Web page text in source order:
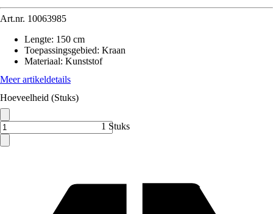
Art.nr. 10063985
Lengte: 150 cm
Toepassingsgebied: Kraan
Materiaal: Kunststof
Meer artikeldetails
Hoeveelheid (Stuks)
1 Stuks